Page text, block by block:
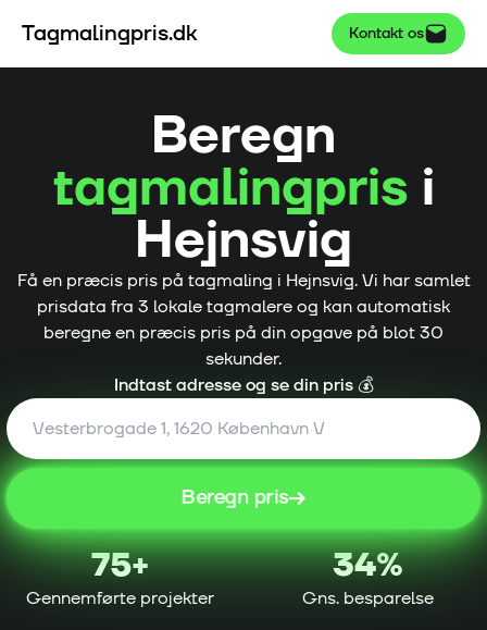
Tagmalingpris.dk Kontakt os
Beregn
tagmalingprisi
Hejnsvig
Få en præcis pris på tagmaling i Hejnsvig. Vi har samlet
prisdata fra 3 lokale tagmalere og kan automatisk
beregne en præcis pris på din opgave på blot 30
sekunder.
Indtast adresse og se din pris 💰
Beregn pris
75+
Gennemførte projekter
34%
Gns. besparelse